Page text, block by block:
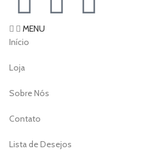
MENU
Início
Loja
Sobre Nós
Contato
Lista de Desejos